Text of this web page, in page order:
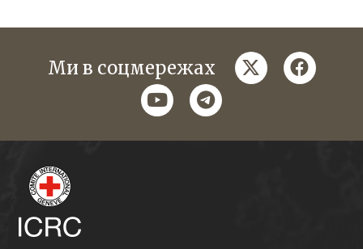
Ми в соцмережах twitter
youtubetelegram